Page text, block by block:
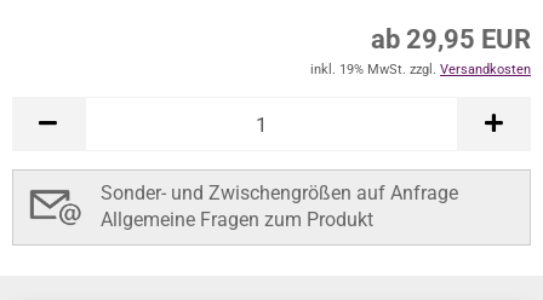
ab 29,95 EUR
inkl. 19% MwSt. zzgl. Versandkosten
Sonder- und Zwischengrößen auf Anfrage
Allgemeine Fragen zum Produkt